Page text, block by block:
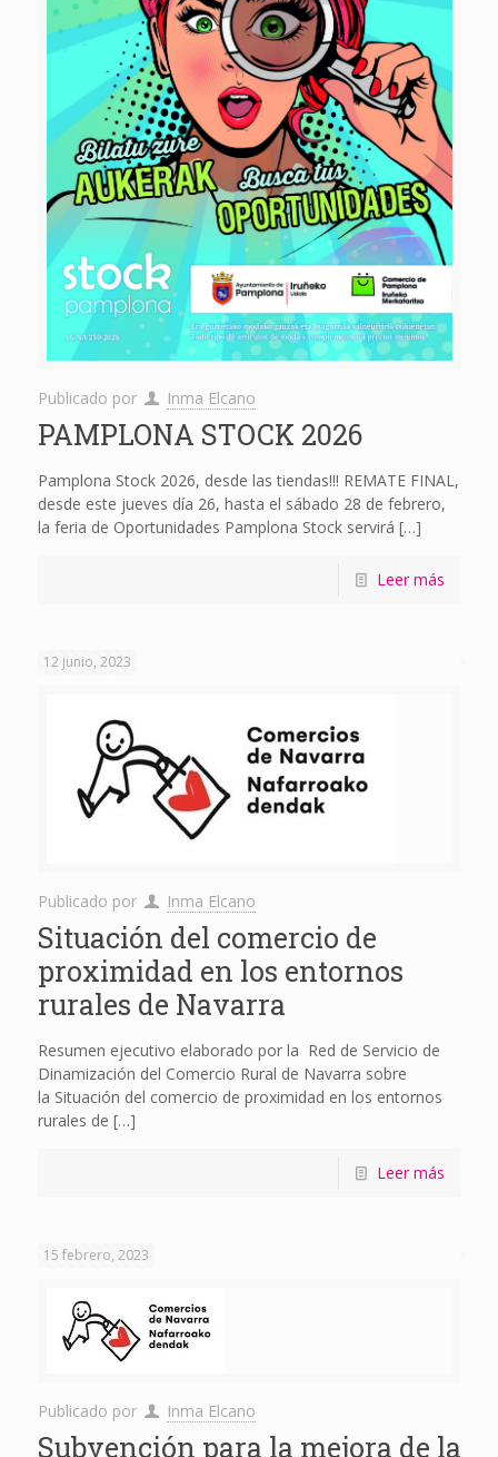
Publicado por Inma Elcano
PAMPLONA STOCK 2026
Pamplona Stock 2026, desde las tiendas!!! REMATE FINAL,
desde este jueves día 26, hasta el sábado 28 de febrero,
la feria de Oportunidades Pamplona Stock servirá […]
Leer más
12 junio, 2023
Publicado por Inma Elcano
Situación del comercio de
proximidad en los entornos
rurales de Navarra
Resumen ejecutivo elaborado por la Red de Servicio de
Dinamización del Comercio Rural de Navarra sobre
la Situación del comercio de proximidad en los entornos
rurales de […]
Leer más
15 febrero, 2023
Publicado por Inma Elcano
Subvención para la mejora de la